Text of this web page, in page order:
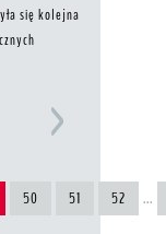
się kolejna
50 51 52 ...